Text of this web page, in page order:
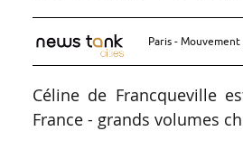
Paris -
Céline de Francqueville
France - grands volumes